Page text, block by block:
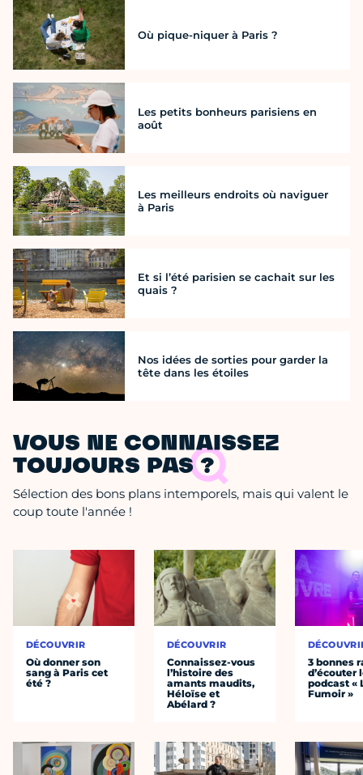
Où pique-niquer à Paris ?
Les petits bonheurs parisiens en
août
Les meilleurs endroits où naviguer
à Paris
Et si l’été parisien se cachait sur les
quais ?
Nos idées de sorties pour garder la
tête dans les étoiles
VOUS NE CONNAISSEZ
TOUJOURS PAS ?
Sélection des bons plans intemporels, mais qui valent le
coup toute l'année !
DÉCOUVRIR
Où donner son
sang à Paris cet
été ?
DÉCOUVRIR
Connaissez-vous
l’histoire des
amants maudits,
Héloïse et
Abélard ?
3 bonnes
d’écouter
podcast «
Fumoir »